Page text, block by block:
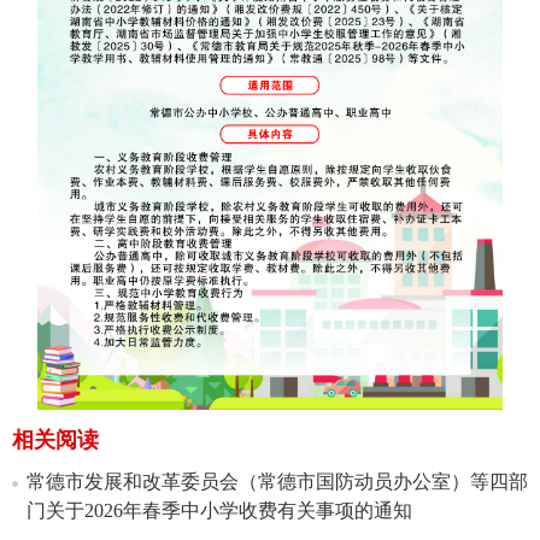
相关阅读
常德市发展和改革委员会（常德市国防动员办公室）等四部
门关于2026年春季中小学收费有关事项的通知